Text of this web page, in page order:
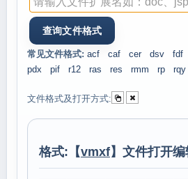
常见文件格式: acf caf cer dsv fdf
pdx
pif r12 ras res rmm rp rqy
文件格式及打开方式:
格式:【vmxf】文件打开